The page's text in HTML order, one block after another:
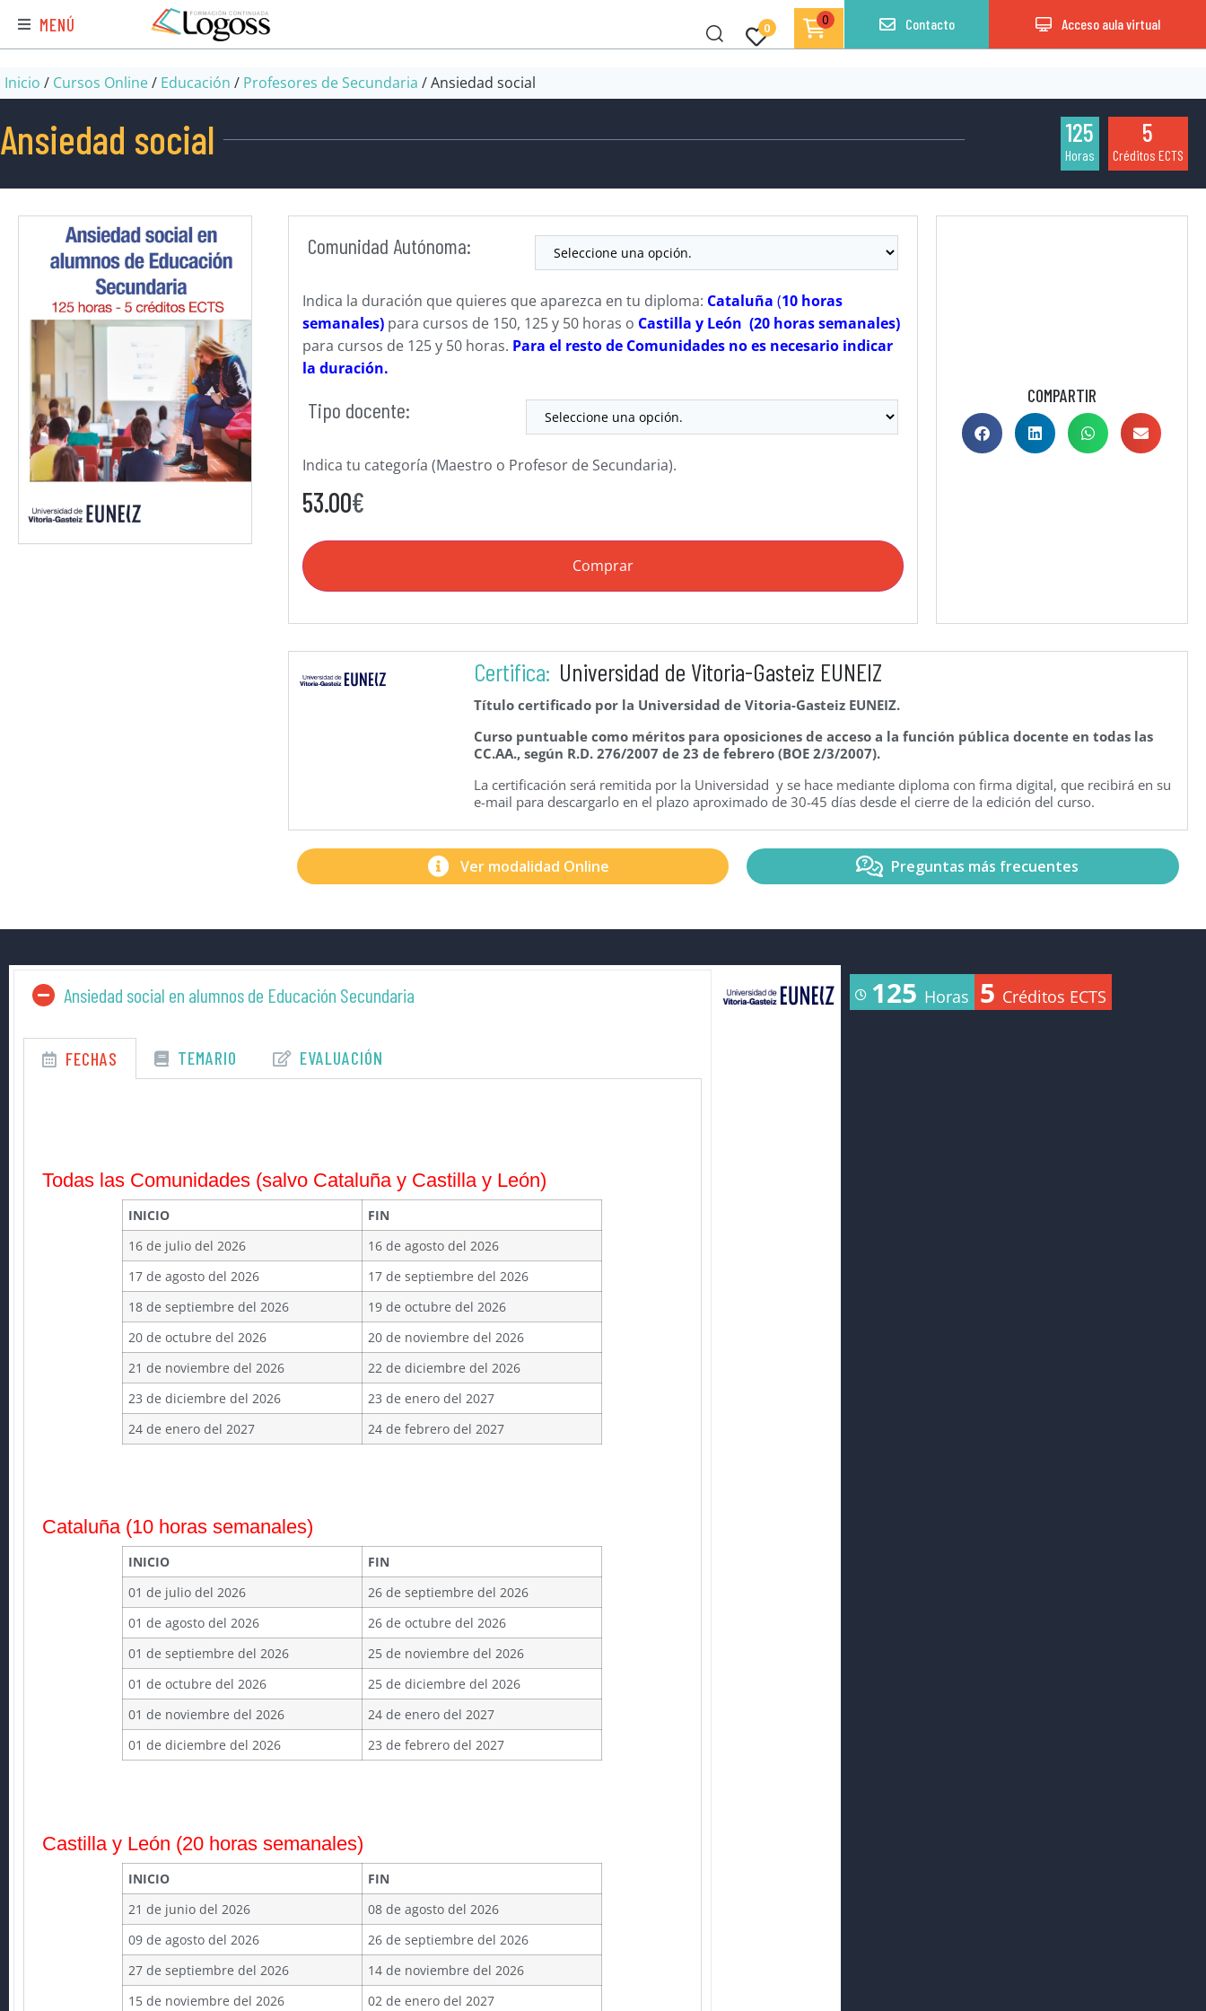
MENÚ 0
0 Contacto Acceso aula virtual
Inicio / Cursos Online/ Educación / Profesores de Secundaria / Ansiedad social
Ansiedad social 125
Horas
5
Créditos ECTS
Comunidad Autónoma:
Indica la duración que quieres que aparezca en tu diploma: Cataluña (10 horas
semanales) para cursos de 150, 125 y 50 horas o Castilla y León (20 horas semanales)
para cursos de 125 y 50 horas. Para el resto de Comunidades no es necesario indicar
la duración.
Tipo docente:
Indica tu categoría (Maestro o Profesor de Secundaria).
53.00€
Comprar
COMPARTIR
Certifica: Universidad de Vitoria-Gasteiz EUNEIZ
Título certificado por la Universidad de Vitoria-Gasteiz EUNEIZ.
Curso puntuable como méritos para oposiciones de acceso a la función pública docente en todas las
CC.AA., según R.D. 276/2007 de 23 de febrero (BOE 2/3/2007).
La certificación será remitida por la Universidad y se hace mediante diploma con firma digital, que recibirá en su
e-mail para descargarlo en el plazo aproximado de 30-45 días desde el cierre de la edición del curso.
Ver modalidad Online Preguntas más frecuentes
Ansiedad social en alumnos de Educación Secundaria
FECHAS TEMARIO EVALUACIÓN
Todas las Comunidades (salvo Cataluña y Castilla y León)
INICIO
FIN
16 de julio del 2026
16 de agosto del 2026
17 de agosto del 2026
17 de septiembre del 2026
18 de septiembre del 2026
19 de octubre del 2026
20 de octubre del 2026
20 de noviembre del 2026
21 de noviembre del 2026
22 de diciembre del 2026
23 de diciembre del 2026
23 de enero del 2027
24 de enero del 2027
24 de febrero del 2027
Cataluña (10 horas semanales)
INICIO
FIN
01 de julio del 2026
26 de septiembre del 2026
01 de agosto del 2026
26 de octubre del 2026
01 de septiembre del 2026
25 de noviembre del 2026
01 de octubre del 2026
25 de diciembre del 2026
01 de noviembre del 2026
24 de enero del 2027
01 de diciembre del 2026
23 de febrero del 2027
Castilla y León (20 horas semanales)
INICIO
FIN
21 de junio del 2026
08 de agosto del 2026
09 de agosto del 2026
26 de septiembre del 2026
27 de septiembre del 2026
14 de noviembre del 2026
15 de noviembre del 2026
02 de enero del 2027
125 Horas 5 Créditos ECTS